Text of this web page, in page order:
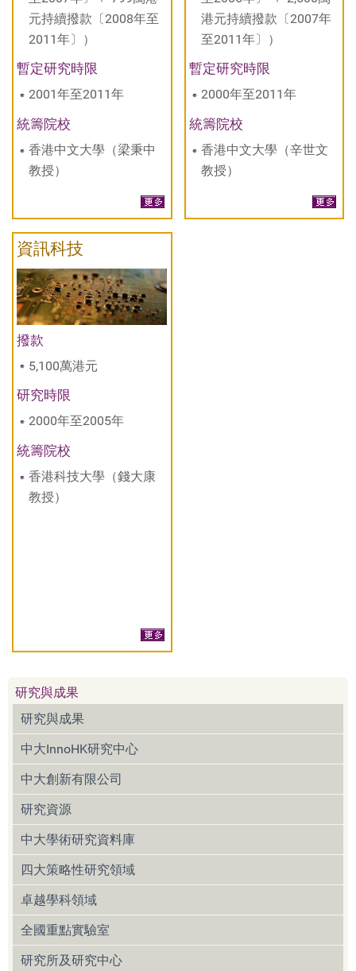
元持續撥款〔2008年至
2011年〕）
暫定研究時限
2001年至2011年
統籌院校
香港中文大學（梁秉中
教授）
港元持續撥款〔2007年
至2011年〕）
暫定研究時限
2000年至2011年
統籌院校
香港中文大學（辛世文
教授）
資訊科技
撥款
5,100萬港元
研究時限
2000年至2005年
統籌院校
香港科技大學（錢大康
教授）
研究與成果
研究與成果
中大InnoHK研究中心
中大創新有限公司
研究資源
中大學術研究資料庫
四大策略性研究領域
卓越學科領域
全國重點實驗室
研究所及研究中心